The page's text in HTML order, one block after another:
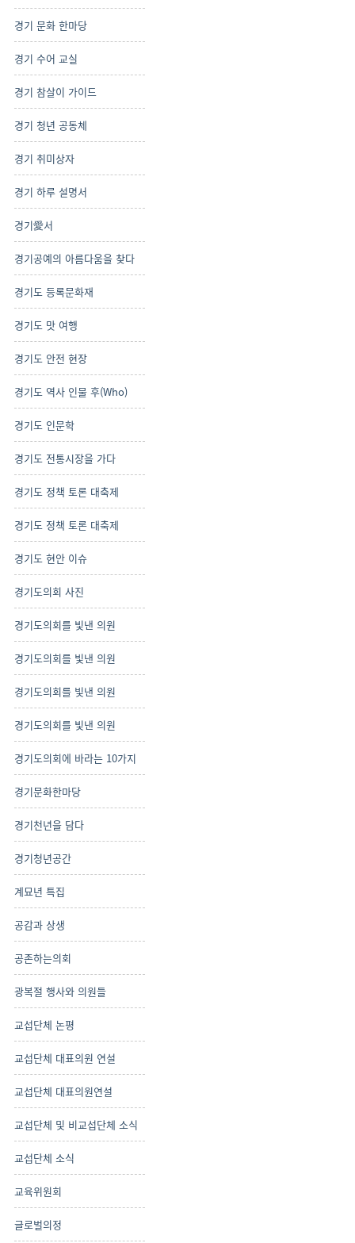
경기 문화 한마당
경기 수어 교실
경기 참살이 가이드
경기 청년 공동체
경기 취미상자
경기 하루 설명서
경기愛서
경기공예의 아름다움을 찾다
경기도 등록문화재
경기도 맛 여행
경기도 안전 현장
경기도 역사 인물 후(Who)
경기도 인문학
경기도 전통시장을 가다
경기도 정책 토론 대축제
경기도 정책 토론 대축제
경기도 현안 이슈
경기도의회 사진
경기도의회를 빛낸 의원
경기도의회를 빛낸 의원
경기도의회를 빛낸 의원
경기도의회를 빛낸 의원
경기도의회에 바라는 10가지
경기문화한마당
경기천년을 담다
경기청년공간
계묘년 특집
공감과 상생
공존하는의회
광복절 행사와 의원들
교섭단체 논평
교섭단체 대표의원 연설
교섭단체 대표의원연설
교섭단체 및 비교섭단체 소식
교섭단체 소식
교육위원회
글로벌의정